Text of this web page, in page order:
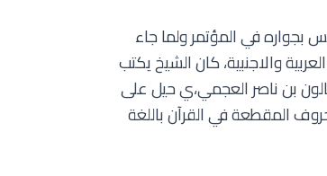
في المؤتمر ولما جاء
والاجنبية، كان الشيخ يكتب
بن ناصر العجمي،ي حيل على
المقطعة في القرآن باللغة